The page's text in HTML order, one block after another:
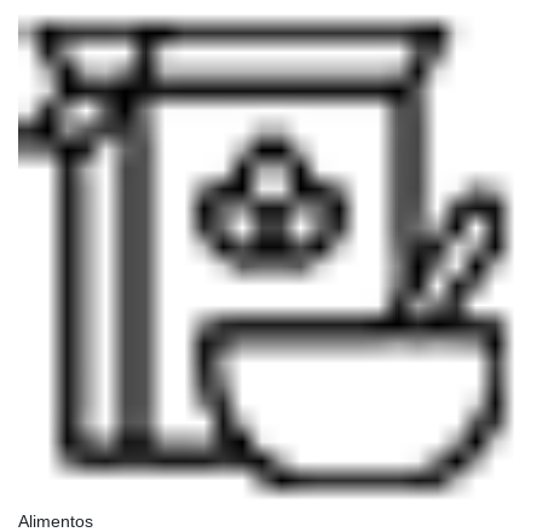
Alimentos